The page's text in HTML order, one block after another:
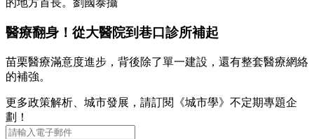
的地方首長。劉國泰攝
醫療翻身！從大醫院到巷口診所補起
苗栗醫療滿意度進步，背後除了單一建設，還有整套醫療網絡
的補強。
更多政策解析、城市發展，請訂閱《城市學》不定期專題企
劃！